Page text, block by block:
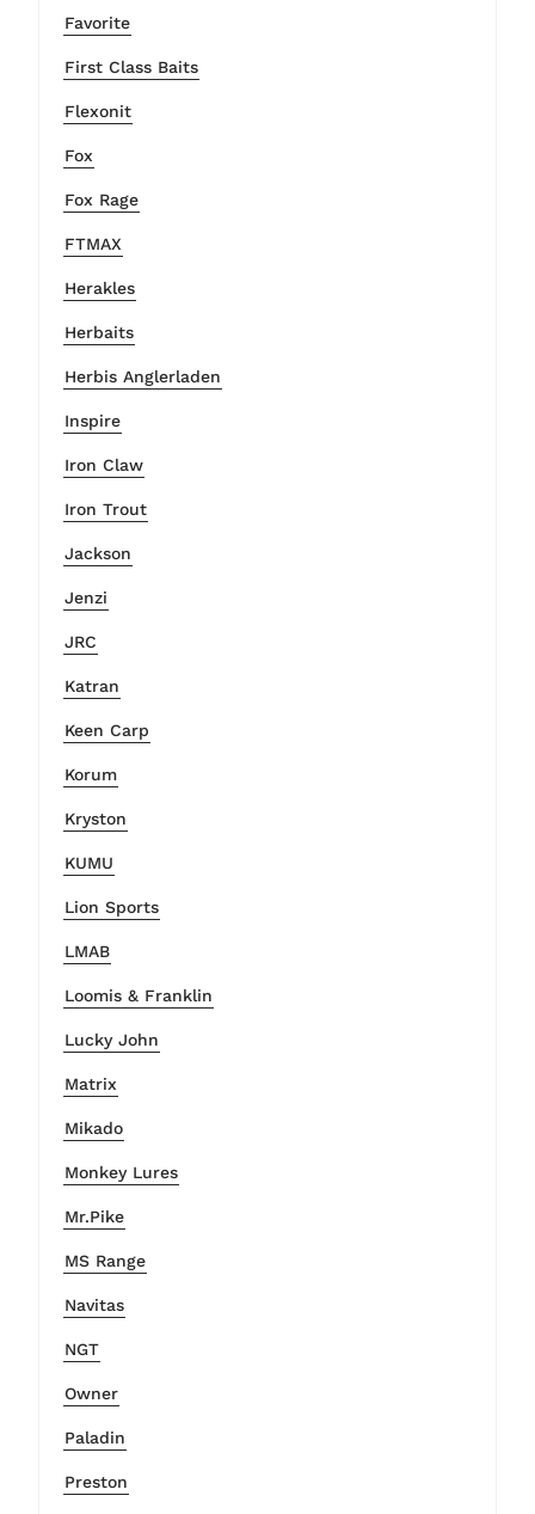
Favorite
First Class Baits
Flexonit
Fox
Fox Rage
FTMAX
Herakles
Herbaits
Herbis Anglerladen
Inspire
Iron Claw
Iron Trout
Jackson
Jenzi
JRC
Katran
Keen Carp
Korum
Kryston
KUMU
Lion Sports
LMAB
Loomis & Franklin
Lucky John
Matrix
Mikado
Monkey Lures
Mr.Pike
MS Range
Navitas
NGT
Owner
Paladin
Preston